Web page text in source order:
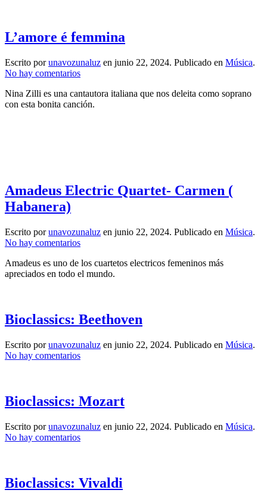
L’amore é femmina
Escrito porunavozunaluz en junio 22, 2024. Publicado en Música.
No hay comentariosen
é
femmina
Nina Zilli es una cantautora italiana que nos deleita como soprano
con esta bonita canción.
Amadeus Electric Quartet- Carmen (
Habanera)
Escrito porunavozunaluz en junio 22, 2024. Publicado en Música.
No hay comentariosen
Electric
Quartet-
Amadeus es uno de los cuartetos electricos femeninos más
apreciados en todo el mundo.
Bioclassics: Beethoven
Escrito porunavozunaluz en junio 22, 2024. Publicado en Música.
No hay comentariosen
Bioclassics: Mozart
Escrito porunavozunaluz en junio 22, 2024. Publicado en Música.
No hay comentariosen
Bioclassics: Vivaldi